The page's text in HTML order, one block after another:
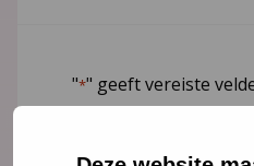
"*" geeft vereiste